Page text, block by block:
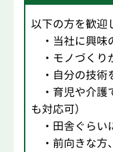
以下の方を歓迎
・当社に興味
・モノづくり
・自分の技術
・育児や介護
も対応可）
・田舎ぐらい
・前向きな方